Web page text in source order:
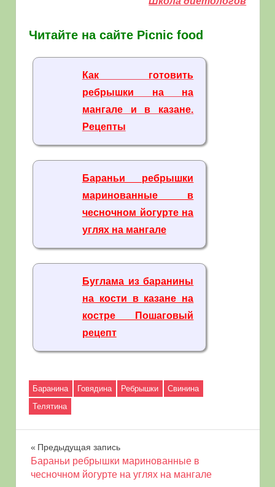
Читайте на сайте Picnic food
Как готовить
ребрышки на на
мангале и в казане.
Рецепты
Бараньи ребрышки
маринованные в
чесночном йогурте на
углях на мангале
Буглама из баранины
на кости в казане на
костре Пошаговый
рецепт
Баранина Говядина Ребрышки
Свинина
Телятина
Навигация
по
Предыдущая запись
Бараньи ребрышки маринованные в
чесночном йогурте на углях на мангале